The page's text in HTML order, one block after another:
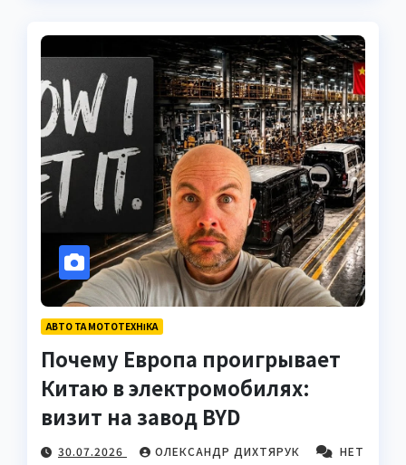
АВТО ТА МОТОТЕХНІКА
Почему Европа проигрывает
Китаю в электромобилях:
визит на завод BYD
30.07.2026 ОЛЕКСАНДР ДИХТЯРУК
НЕТ